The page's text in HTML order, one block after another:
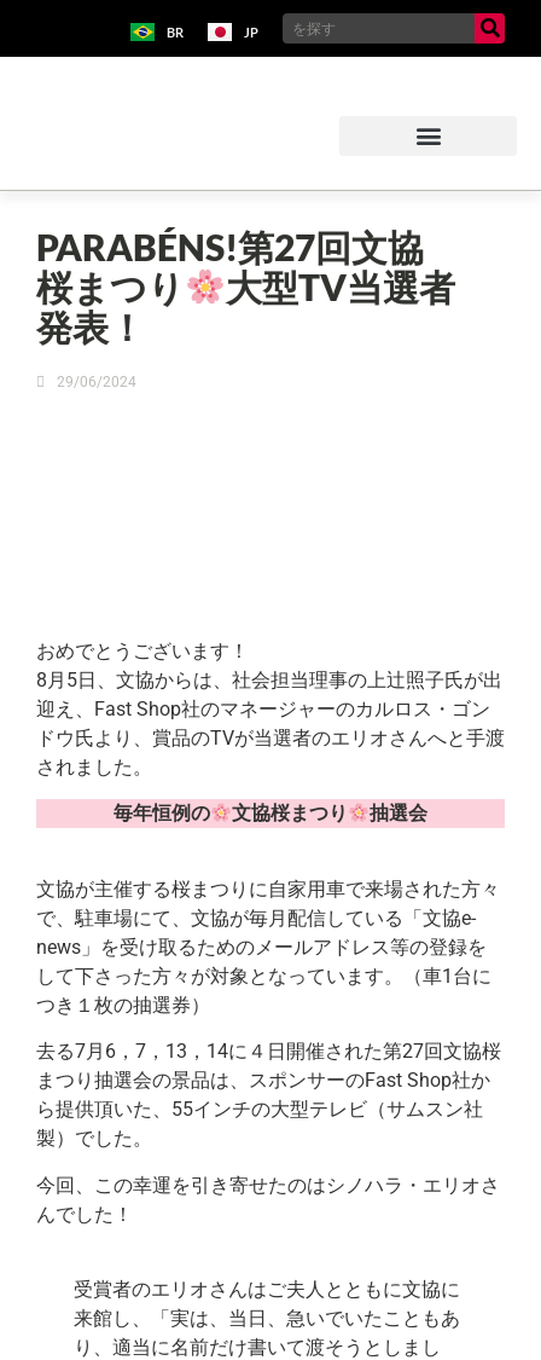
BR JP
PARABÉNS!第27回文協
桜まつり
大型TV当選者
発表！
29/06/2024
おめでとうございます！
8月5日、文協からは、社会担当理事の上辻照子氏が出
迎え、Fast Shop社のマネージャーのカルロス・ゴン
ドウ氏より、賞品のTVが当選者のエリオさんへと手渡
されました。
毎年恒例の 文協桜まつり 抽選会
文協が主催する桜まつりに自家用車で来場された方々
で、駐車場にて、文協が毎月配信している「文協e-
news」を受け取るためのメールアドレス等の登録を
して下さった方々が対象となっています。（車1台に
つき１枚の抽選券）
去る7月6，7，13，14に４日開催された第27回文協桜
まつり抽選会の景品は、スポンサーのFast Shop社か
ら提供頂いた、55インチの大型テレビ（サムスン社
製）でした。
今回、この幸運を引き寄せたのはシノハラ・エリオさ
んでした！
受賞者のエリオさんはご夫人とともに文協に
来館し、「実は、当日、急いでいたこともあ
り、適当に名前だけ書いて渡そうとしまし